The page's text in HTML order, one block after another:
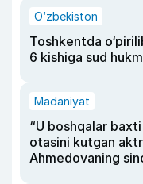
O‘zbekiston
Toshkentda
6 kishiga sud
Madaniyat
“U boshqalar
otasini kutgan
Ahmedovaning